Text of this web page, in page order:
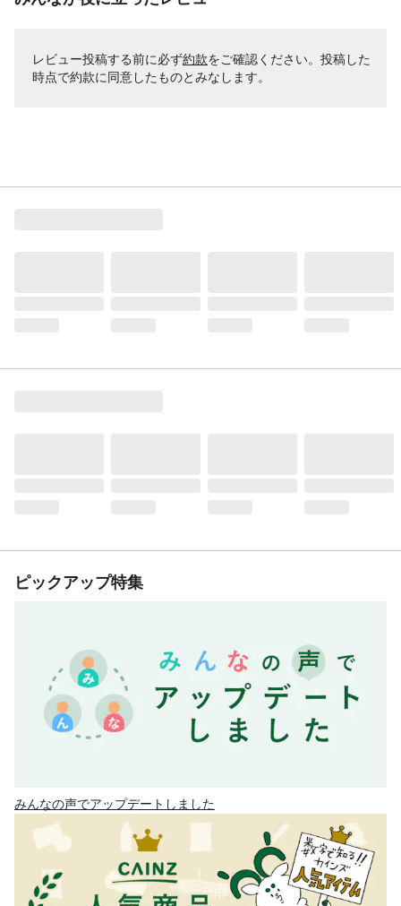
レビュー投稿する前に必ず約款をご確認ください。投稿した
時点で約款に同意したものとみなします。
ピックアップ特集
みんなの声でアップデートしました